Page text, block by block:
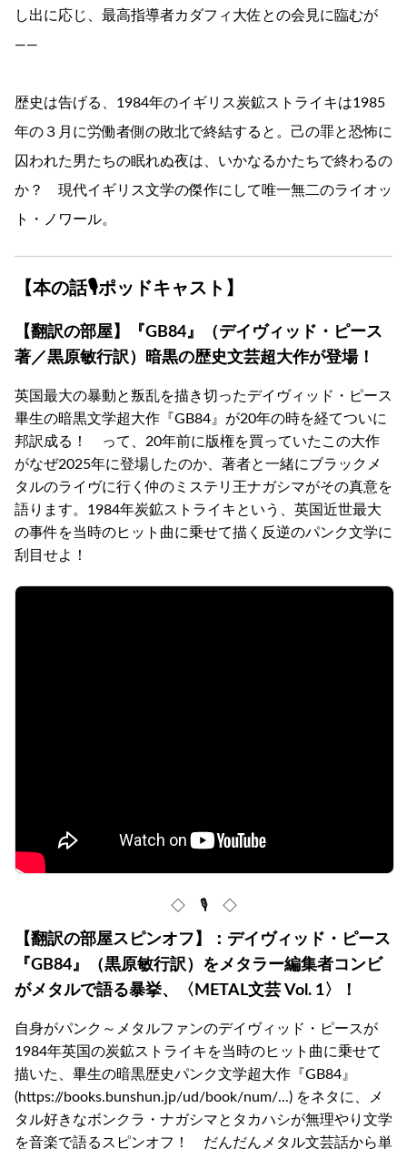
し出に応じ、最高指導者カダフィ大佐との会見に臨むが
――
歴史は告げる、1984年のイギリス炭鉱ストライキは1985
年の３月に労働者側の敗北で終結すると。己の罪と恐怖に
囚われた男たちの眠れぬ夜は、いかなるかたちで終わるの
か？ 現代イギリス文学の傑作にして唯一無二のライオッ
ト・ノワール。
【本の話🎙ポッドキャスト】
【翻訳の部屋】『GB84』（デイヴィッド・ピース
著／黒原敏行訳）暗黒の歴史文芸超大作が登場！
英国最大の暴動と叛乱を描き切ったデイヴィッド・ピース
畢生の暗黒文学超大作『GB84』が20年の時を経てついに
邦訳成る！ って、20年前に版権を買っていたこの大作
がなぜ2025年に登場したのか、著者と一緒にブラックメ
タルのライヴに行く仲のミステリ王ナガシマがその真意を
語ります。1984年炭鉱ストライキという、英国近世最大
の事件を当時のヒット曲に乗せて描く反逆のパンク文学に
刮目せよ！
◇ 🎙 ◇
【翻訳の部屋スピンオフ】：デイヴィッド・ピース
『GB84』（黒原敏行訳）をメタラー編集者コンビ
がメタルで語る暴挙、〈METAL文芸 Vol. 1〉！
自身がパンク～メタルファンのデイヴィッド・ピースが
1984年英国の炭鉱ストライキを当時のヒット曲に乗せて
描いた、畢生の暗黒歴史パンク文学超大作『GB84』
(https://books.bunshun.jp/ud/book/num/...) をネタに、メ
タル好きなボンクラ・ナガシマとタカハシが無理やり文学
を音楽で語るスピンオフ！ だんだんメタル文芸話から単